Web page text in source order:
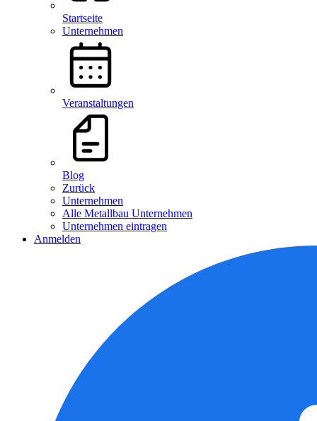
Startseite
Unternehmen
Veranstaltungen
Blog
Zurück
Unternehmen
Alle Metallbau Unternehmen
Unternehmen eintragen
Anmelden